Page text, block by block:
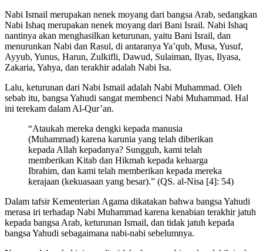
Nabi Ismail merupakan nenek moyang dari bangsa Arab, sedangkan
Nabi Ishaq merupakan nenek moyang dari Bani Israil. Nabi Ishaq
nantinya akan menghasilkan keturunan, yaitu Bani Israil, dan
menurunkan Nabi dan Rasul, di antaranya Ya’qub, Musa, Yusuf,
Ayyub, Yunus, Harun, Zulkifli, Dawud, Sulaiman, Ilyas, Ilyasa,
Zakaria, Yahya, dan terakhir adalah Nabi Isa.
Lalu, keturunan dari Nabi Ismail adalah Nabi Muhammad. Oleh
sebab itu, bangsa Yahudi sangat membenci Nabi Muhammad. Hal
ini terekam dalam Al-Qur’an.
“Ataukah mereka dengki kepada manusia
(Muhammad) karena karunia yang telah diberikan
kepada Allah kepadanya? Sungguh, kami telah
memberikan Kitab dan Hikmah kepada keluarga
Ibrahim, dan kami telah memberikan kepada mereka
kerajaan (kekuasaan yang besar).” (QS. al-Nisa [4]: 54)
Dalam tafsir Kementerian Agama dikatakan bahwa bangsa Yahudi
merasa iri terhadap Nabi Muhammad karena kenabian terakhir jatuh
kepada bangsa Arab, keturunan Ismail, dan tidak jatuh kepada
bangsa Yahudi sebagaimana nabi-nabi sebelumnya.